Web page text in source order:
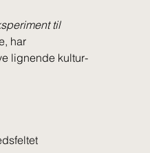
til
har
lignende kultur-